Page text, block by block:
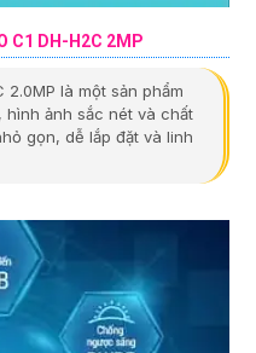
C1 DH-H2C 2MP
2.0MP là một sản phẩm
ảnh sắc nét và chất
gọn, dễ lắp đặt và linh